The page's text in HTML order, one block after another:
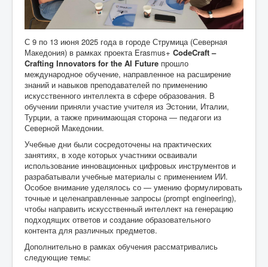
С 9 по 13 июня 2025 года в городе Струмица (Северная
Македония) в рамках проекта Erasmus+ CodeCraft –
Crafting Innovators for the AI Future прошло
международное обучение, направленное на расширение
знаний и навыков преподавателей по применению
искусственного интеллекта в сфере образования. В
обучении приняли участие учителя из Эстонии, Италии,
Турции, а также принимающая сторона — педагоги из
Северной Македонии.
Учебные дни были сосредоточены на практических
занятиях, в ходе которых участники осваивали
использование инновационных цифровых инструментов и
разрабатывали учебные материалы с применением ИИ.
Особое внимание уделялось со — умению формулировать
точные и целенаправленные запросы (prompt engineering),
чтобы направить искусственный интеллект на генерацию
подходящих ответов и создание образовательного
контента для различных предметов.
Дополнительно в рамках обучения рассматривались
следующие темы: